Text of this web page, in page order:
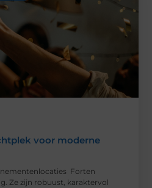
voor moderne
Forten
Ze zijn robuust, karaktervol